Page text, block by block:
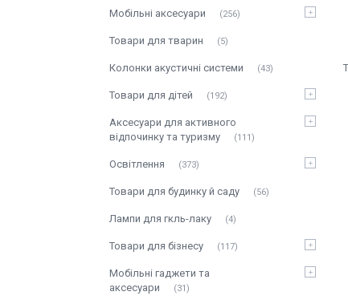
Мобільні аксесуари 256
Товари для тварин 5
Колонки акустичні системи 43
Товари для дітей 192
Аксесуари для активного
відпочинку та туризму
111
Освітлення 373
Товари для будинку й саду 56
Лампи для гкль-лаку 4
Товари для бізнесу 117
Мобільні гаджети та
аксесуари
31